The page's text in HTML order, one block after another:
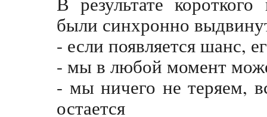
были синхронно
- если появляется шанс,
- мы в любой момент
- мы ничего не теряем,
остается